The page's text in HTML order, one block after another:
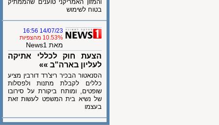
והמזון האמריקני טוענים שהממתיק
בטוח לשימוש
14/07/23 16:56
10.53% מהצפיות
מאת News1
הצעת חוק לכללי אתיקה
לעליון בארה"ב »»
הסנאטור הבכיר ריצ'רד דורבין מציע
כללים לקבלת מתנות ולפסלות
שופטים, ומותח ביקורת על סירובו
של נשיא בית המשפט לעשות זאת
בעצמו